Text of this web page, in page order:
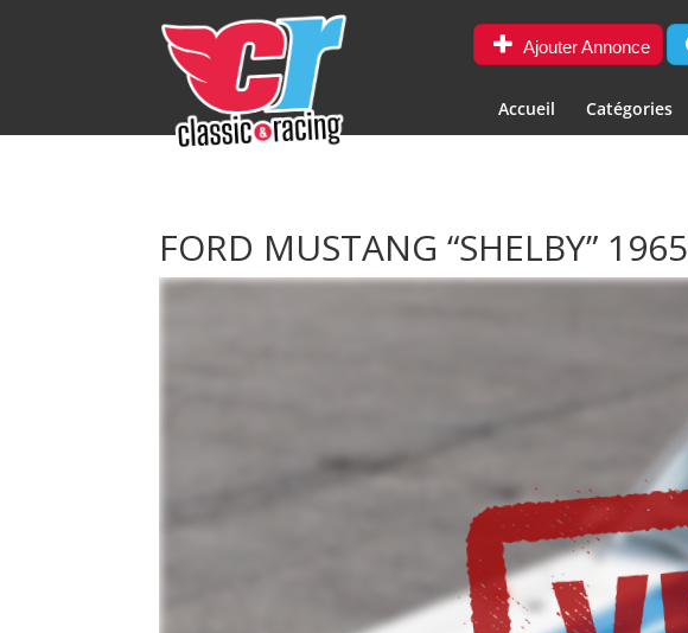
Ajouter Annonce
Accueil Catégories
FORD MUSTANG “SHELBY” 1965